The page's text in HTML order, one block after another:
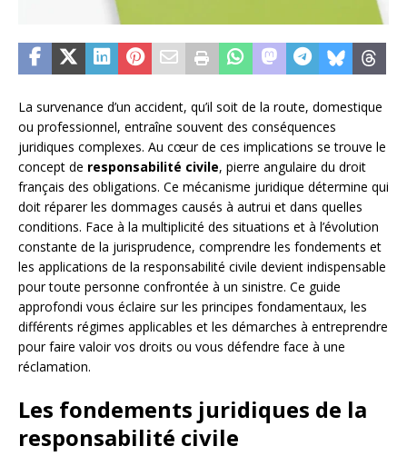
La survenance d’un accident, qu’il soit de la route, domestique
ou professionnel, entraîne souvent des conséquences
juridiques complexes. Au cœur de ces implications se trouve le
concept de responsabilité civile, pierre angulaire du droit
français des obligations. Ce mécanisme juridique détermine qui
doit réparer les dommages causés à autrui et dans quelles
conditions. Face à la multiplicité des situations et à l’évolution
constante de la jurisprudence, comprendre les fondements et
les applications de la responsabilité civile devient indispensable
pour toute personne confrontée à un sinistre. Ce guide
approfondi vous éclaire sur les principes fondamentaux, les
différents régimes applicables et les démarches à entreprendre
pour faire valoir vos droits ou vous défendre face à une
réclamation.
Les fondements juridiques de la
responsabilité civile